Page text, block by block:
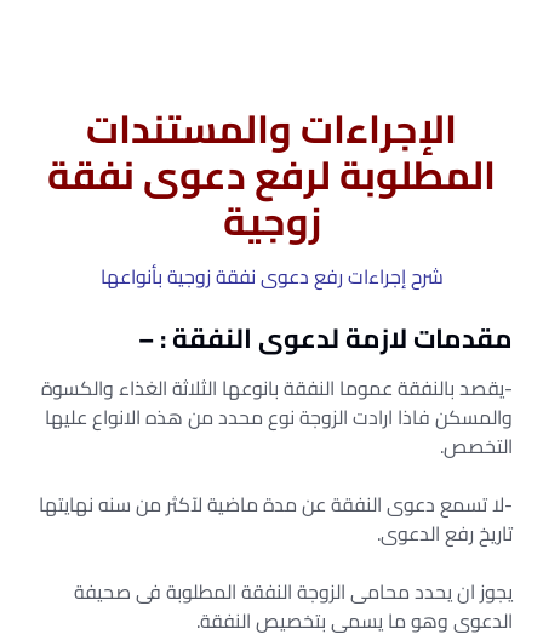
الإجراءات والمستندات
المطلوبة لرفع دعوى نفقة
زوجية
شرح إجراءات رفع دعوى نفقة زوجية بأنواعها
مقدمات لازمة لدعوى النفقة : –
-يقصد بالنفقة عموما النفقة بانوعها الثلاثة الغذاء والكسوة
والمسكن فاذا ارادت الزوجة نوع محدد من هذه الانواع عليها
التخصص.
-لا تسمع دعوى النفقة عن مدة ماضية لآكثر من سنه نهايتها
تاريخ رفع الدعوى.
يجوز ان يحدد محامى الزوجة النفقة المطلوبة فى صحيفة
الدعوى وهو ما يسمى بتخصيص النفقة.